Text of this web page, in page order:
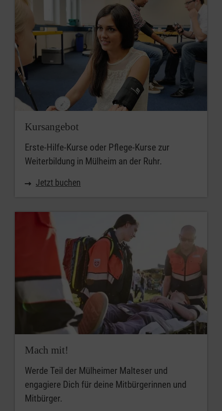
Kursangebot
Erste-Hilfe-Kurse oder Pflege-Kurse zur
Weiterbildung in Mülheim an der Ruhr.
Jetzt buchen
Mach mit!
Werde Teil der Mülheimer Malteser und
engagiere Dich für deine Mitbürgerinnen und
Mitbürger.